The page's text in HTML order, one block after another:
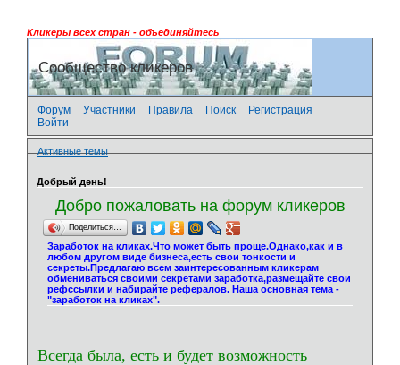
Кликеры всех стран - объединяйтесь
Сообщество кликеров
Форум Участники Правила Поиск
Регистрация
Войти
Активные темы
Добрый день!
Добро пожаловать на форум кликеров
Поделиться…
Заработок на кликах.Что может быть проще.Однако,как и в
любом другом виде бизнеса,есть свои тонкости и
секреты.Предлагаю всем заинтересованным кликерам
обмениваться своими секретами заработка,размещайте свои
рефссылки и набирайте рефералов. Наша основная тема -
"заработок на кликах".
Всегда была, есть и будет возможность